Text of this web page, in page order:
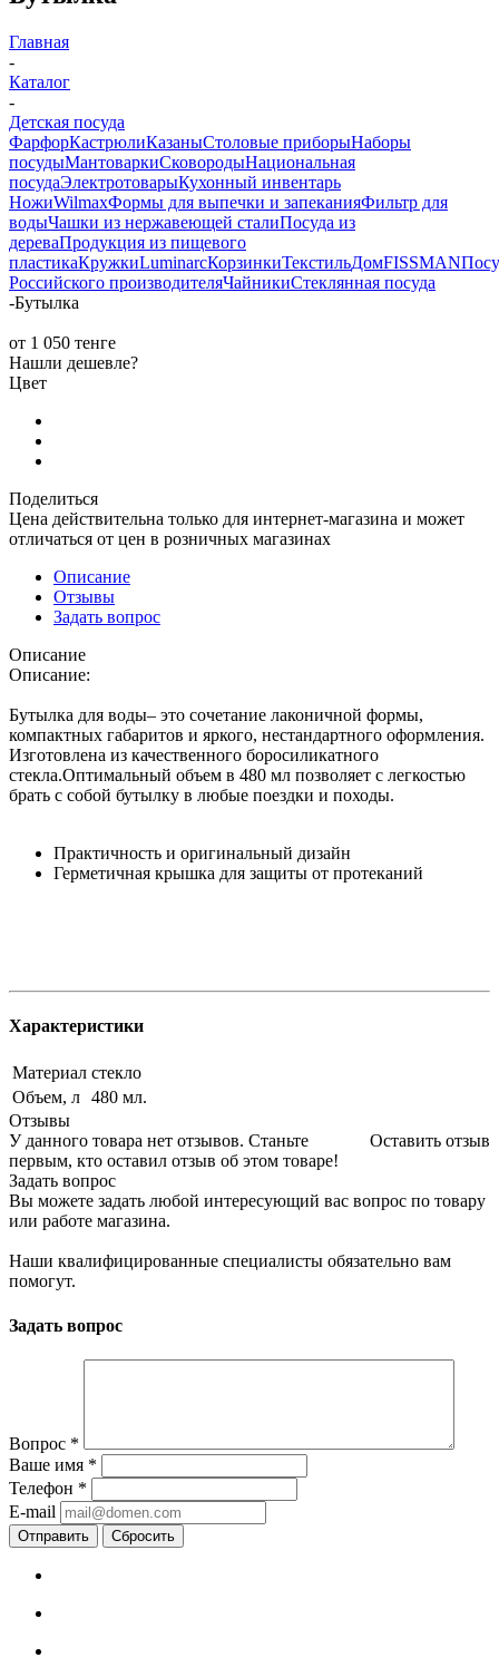
Главная
-
Каталог
-
Детская посуда
ФарфорКастрюлиКазаныСтоловые приборыНаборы
посудыМантоваркиСковородыНациональная
посудаЭлектротоварыКухонный инвентарь
НожиWilmaxФормы для выпечки и запеканияФильтр для
водыЧашки из нержавеющей сталиПосуда из
дереваПродукция из пищевого
пластикаКружкиLuminarcКорзинкиТекстильДомFISSMAN
Российского производителяЧайникиСтеклянная посуда
-Бутылка
от 1 050 тенге
Нашли дешевле?
Цвет
Поделиться
Цена действительна только для интернет-магазина и может
отличаться от цен в розничных магазинах
Описание
Отзывы
Задать вопрос
Описание
Описание:
Бутылка для воды– это сочетание лаконичной формы,
компактных габаритов и яркого, нестандартного оформления.
Изготовлена из качественного боросиликатного
стекла.Оптимальный объем в 480 мл позволяет с легкостью
брать с собой бутылку в любые поездки и походы.
Практичность и оригинальный дизайн
Герметичная крышка для защиты от протеканий
Характеристики
Материал стекло
Объем, л 480 мл.
Отзывы
Оставить отзыв
У данного товара нет отзывов. Станьте
первым, кто оставил отзыв об этом товаре!
Задать вопрос
Вы можете задать любой интересующий вас вопрос по товару
или работе магазина.
Наши квалифицированные специалисты обязательно вам
помогут.
Задать вопрос
Вопрос *
Ваше имя *
Телефон *
E-mail
Сбросить